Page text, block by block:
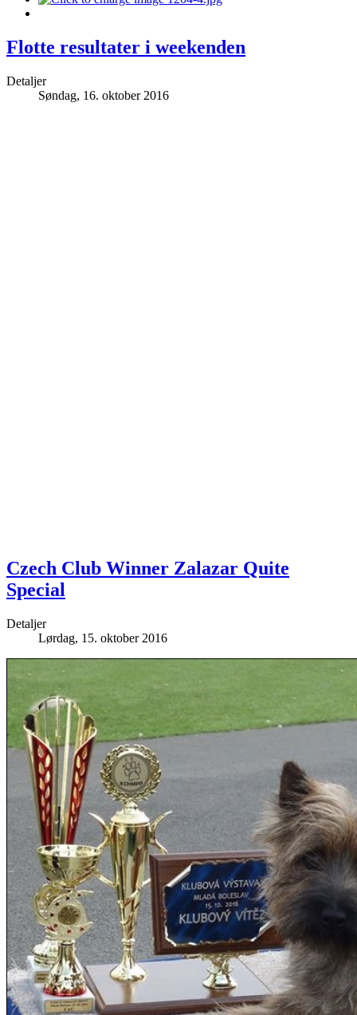
Flotte resultater i weekenden
Detaljer
Søndag, 16. oktober 2016
Czech Club Winner Zalazar Quite
Special
Detaljer
Lørdag, 15. oktober 2016